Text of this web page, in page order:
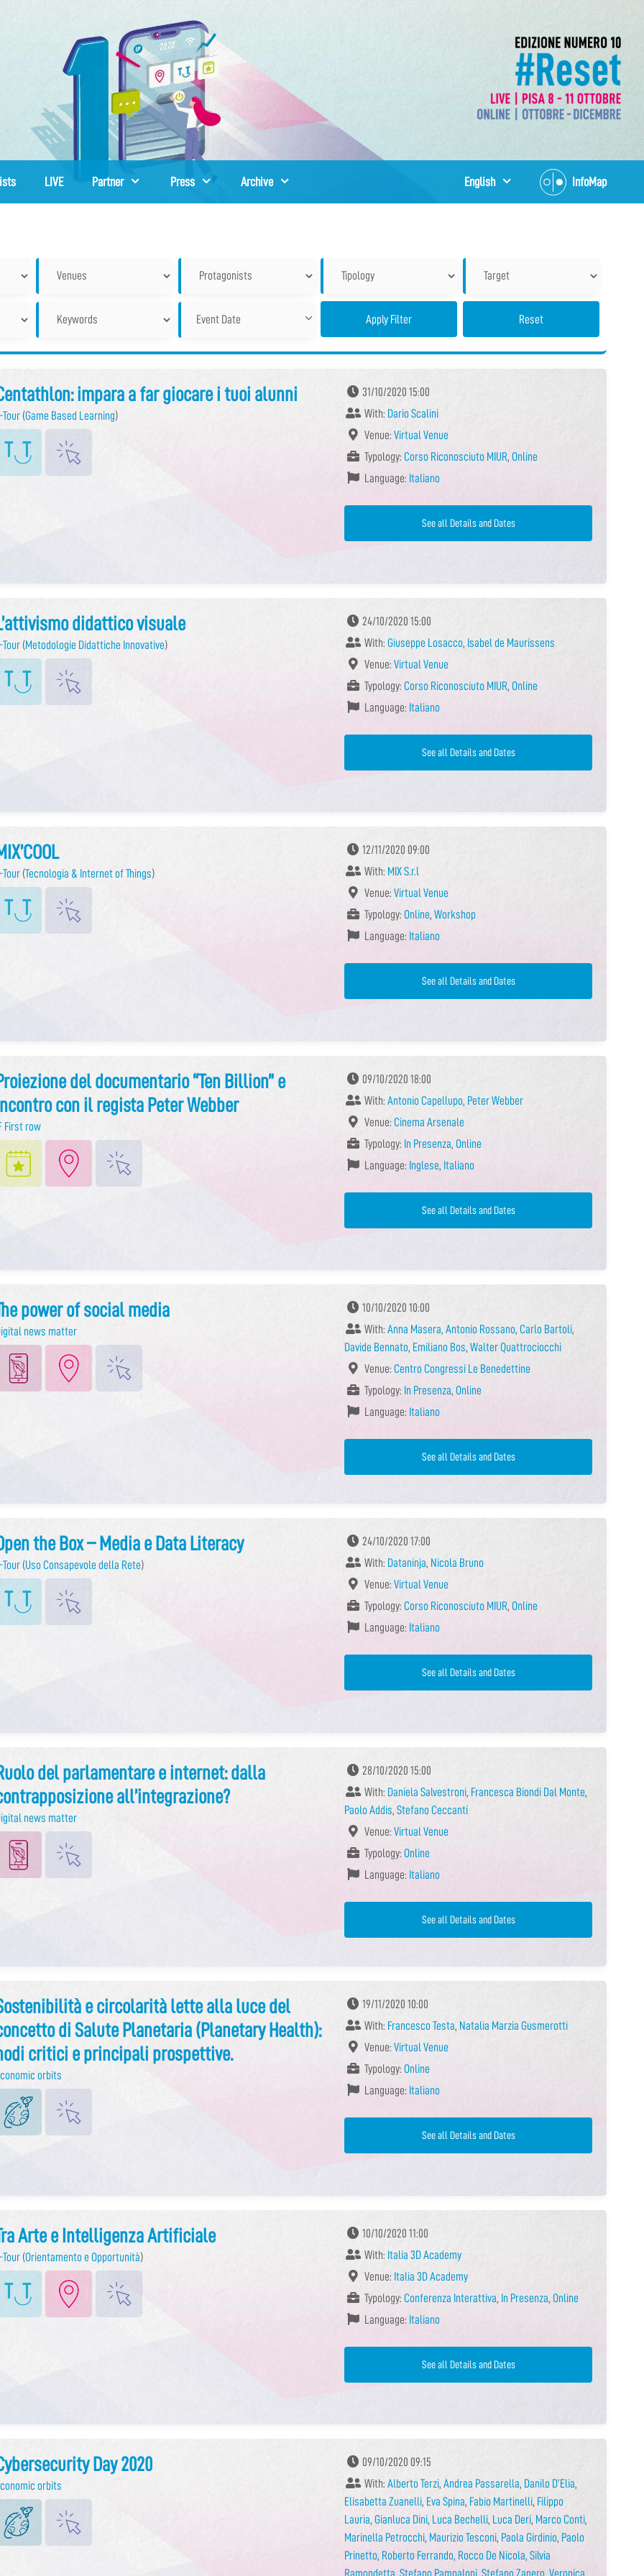
LIVE Partner Press Archive InfoMap
English
impara a far giocare i tuoi alunni
Tour(Game Based Learning)
31/10/2020 15:00
With: Dario Scalini
Venue:Virtual Venue
Typology:Corso Riconosciuto MIUR,Online
Language: Italiano
See all Details and Dates
didattico visuale
Tour(Metodologie Didattiche Innovative)
24/10/2020 15:00
With:Giuseppe Losacco, Isabel de Maurissens
Venue:Virtual Venue
Typology:Corso Riconosciuto MIUR,Online
Language: Italiano
See all Details and Dates
Tour(Tecnologia & Internet of Things)
12/11/2020 09:00
With: MIX S.r.l
Venue:Virtual Venue
Typology:Online,Workshop
Language: Italiano
See all Details and Dates
del documentario “Ten Billion” e
con il regista Peter Webber
First row
09/10/2020 18:00
With:Antonio Capellupo, Peter Webber
Venue:Cinema Arsenale
Typology: In Presenza,Online
Language: Inglese, Italiano
See all Details and Dates
power of social media
news matter
10/10/2020 10:00
With:Anna Masera,Antonio Rossano,Carlo Bartoli,
Davide Bennato, Emiliano Bos,Walter Quattrociocchi
Venue:Centro Congressi Le Benedettine
Typology: In Presenza,Online
Language: Italiano
See all Details and Dates
the Box – Media e Data Literacy
Tour(Uso Consapevole della Rete)
24/10/2020 17:00
With: Dataninja, Nicola Bruno
Venue:Virtual Venue
Typology:Corso Riconosciuto MIUR,Online
Language: Italiano
See all Details and Dates
del parlamentare e internet: dalla
all’integrazione?
news matter
28/10/2020 15:00
With: Daniela Salvestroni, Francesca Biondi Dal Monte,
Paolo Addis,Stefano Ceccanti
Venue:Virtual Venue
Typology:Online
Language: Italiano
See all Details and Dates
e circolarità lette alla luce del
di Salute Planetaria (Planetary Health):
critici e principali prospettive.
orbits
19/11/2020 10:00
With: Francesco Testa, Natalia Marzia Gusmerotti
Venue:Virtual Venue
Typology:Online
Language: Italiano
See all Details and Dates
Arte e Intelligenza Artificiale
Tour(Orientamento e Opportunità)
10/10/2020 11:00
With: Italia 3D Academy
Venue: Italia 3D Academy
Typology:Conferenza Interattiva, In Presenza,Online
Language: Italiano
See all Details and Dates
Day 2020
orbits
09/10/2020 09:15
With:Alberto Terzi,Andrea Passarella, Danilo D’Elia,
Elisabetta Zuanelli, Eva Spina, Fabio Martinelli, Filippo
Lauria,Gianluca Dini, Luca Bechelli, Luca Deri, Marco Conti,
Marinella Petrocchi, Maurizio Tesconi, Paola Girdinio, Paolo
Prinetto, Roberto Ferrando, Rocco De Nicola,Silvia